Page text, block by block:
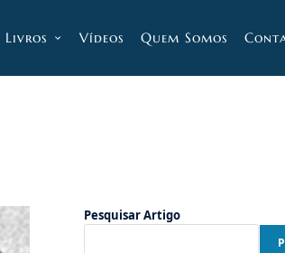
Livros Vídeos Quem Somos
Pesquisar Artigo